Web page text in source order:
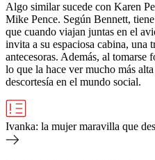
Algo similar sucede con Karen
Mike Pence. Según Bennett,
que cuando viajan juntas en el
invita a su espaciosa cabina, una
antecesoras. Además, al tomarse
lo que la hace ver mucho más
descortesía en el mundo social.
Ivanka: la mujer maravilla que